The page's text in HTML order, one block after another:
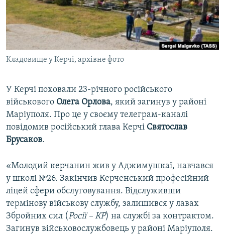
ВІДЕОУРОКИ «ELIFBE»
СВІДЧЕННЯ ОКУПАЦІЇ
УКРАЇНСЬКА ПРОБЛЕМА КРИМУ
ІНФОГРАФІКА
Русский
Qırımtatar
ДОЛУЧАЙСЯ!
Усі сайти RFE/RL
Кладовище у Керчі, архівне фото
У Керчі поховали 23-річного російського
військового Олега Орлова, який загинув у районі
Маріуполя. Про це у своєму телеграм-каналі
повідомив російський глава Керчі Святослав
Брусаков.
«Молодий керчанин жив у Аджимушкаї, навчався
у школі №26. Закінчив Керченський професійний
ліцей сфери обслуговування. Відслуживши
термінову військову службу, залишився у лавах
Збройних сил (Росії – КР) на службі за контрактом.
Загинув військовослужбовець у районі Маріуполя.